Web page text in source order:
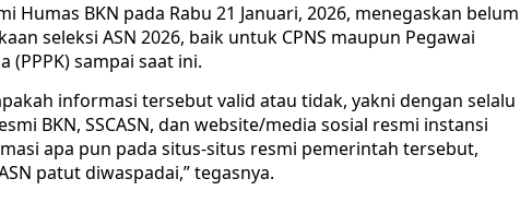
Humas BKN pada Rabu 21 Januari, 2026, menegaskan belum
seleksi ASN 2026, baik untuk CPNS maupun Pegawai
(PPPK) sampai saat ini.
informasi tersebut valid atau tidak, yakni dengan selalu
BKN, SSCASN, dan website/media sosial resmi instansi
apa pun pada situs-situs resmi pemerintah tersebut,
patut diwaspadai,” tegasnya.